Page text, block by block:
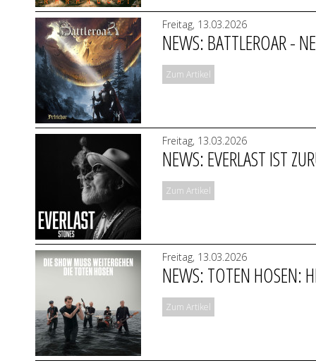
Freitag, 13.03.2026
NEWS: BATTLEROAR -
Zum Artikel
Freitag, 13.03.2026
NEWS: EVERLAST IST
Zum Artikel
Freitag, 13.03.2026
NEWS: TOTEN HOSEN:
Zum Artikel